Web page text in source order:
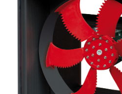
Lighting and
Equipment
Complete solutions in lighting
material for each project and